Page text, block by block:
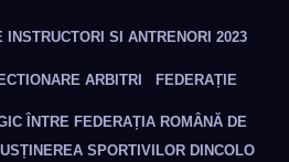
INSTRUCTORI SI ANTRENORI 2023
ARBITRI FEDERAȚIE
ÎNTRE FEDERAȚIA ROMÂNĂ DE
SPORTIVILOR DINCOLO